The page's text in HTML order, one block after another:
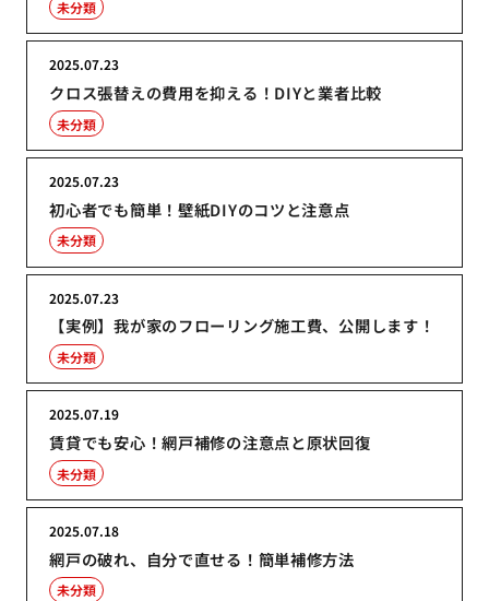
未分類
クロス張替えの費用を抑える！DIYと業者比較
2025.07.23
未分類
初心者でも簡単！壁紙DIYのコツと注意点
2025.07.23
未分類
【実例】我が家のフローリング施工費、公開します！
2025.07.23
未分類
賃貸でも安心！網戸補修の注意点と原状回復
2025.07.19
未分類
網戸の破れ、自分で直せる！簡単補修方法
2025.07.18
未分類